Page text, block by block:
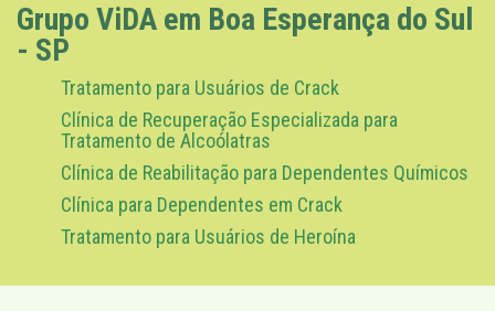
Grupo ViDA em Boa Esperança do Sul
- SP
Tratamento para Usuários de Crack
Clínica de Recuperação Especializada para
Tratamento de Alcoólatras
Clínica de Reabilitação para Dependentes Químicos
Clínica para Dependentes em Crack
Tratamento para Usuários de Heroína